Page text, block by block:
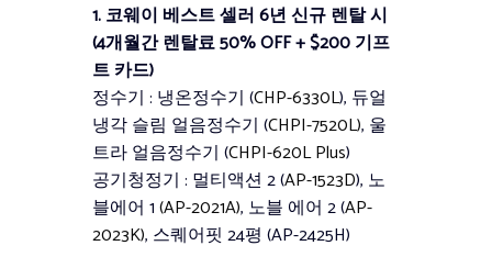
1. 코웨이 베스트 셀러 6년 신규 렌탈 시
(4개월간 렌탈료 50% OFF + $200 기프
트 카드)
정수기 : 냉온정수기 (CHP-6330L), 듀얼
냉각 슬림 얼음정수기 (CHPI-7520L), 울
트라 얼음정수기 (CHPI-620L Plus)
공기청정기 : 멀티액션 2 (AP-1523D), 노
블에어 1(AP-2021A), 노블 에어 2 (AP-
2023K), 스퀘어핏 24평 (AP-2425H)